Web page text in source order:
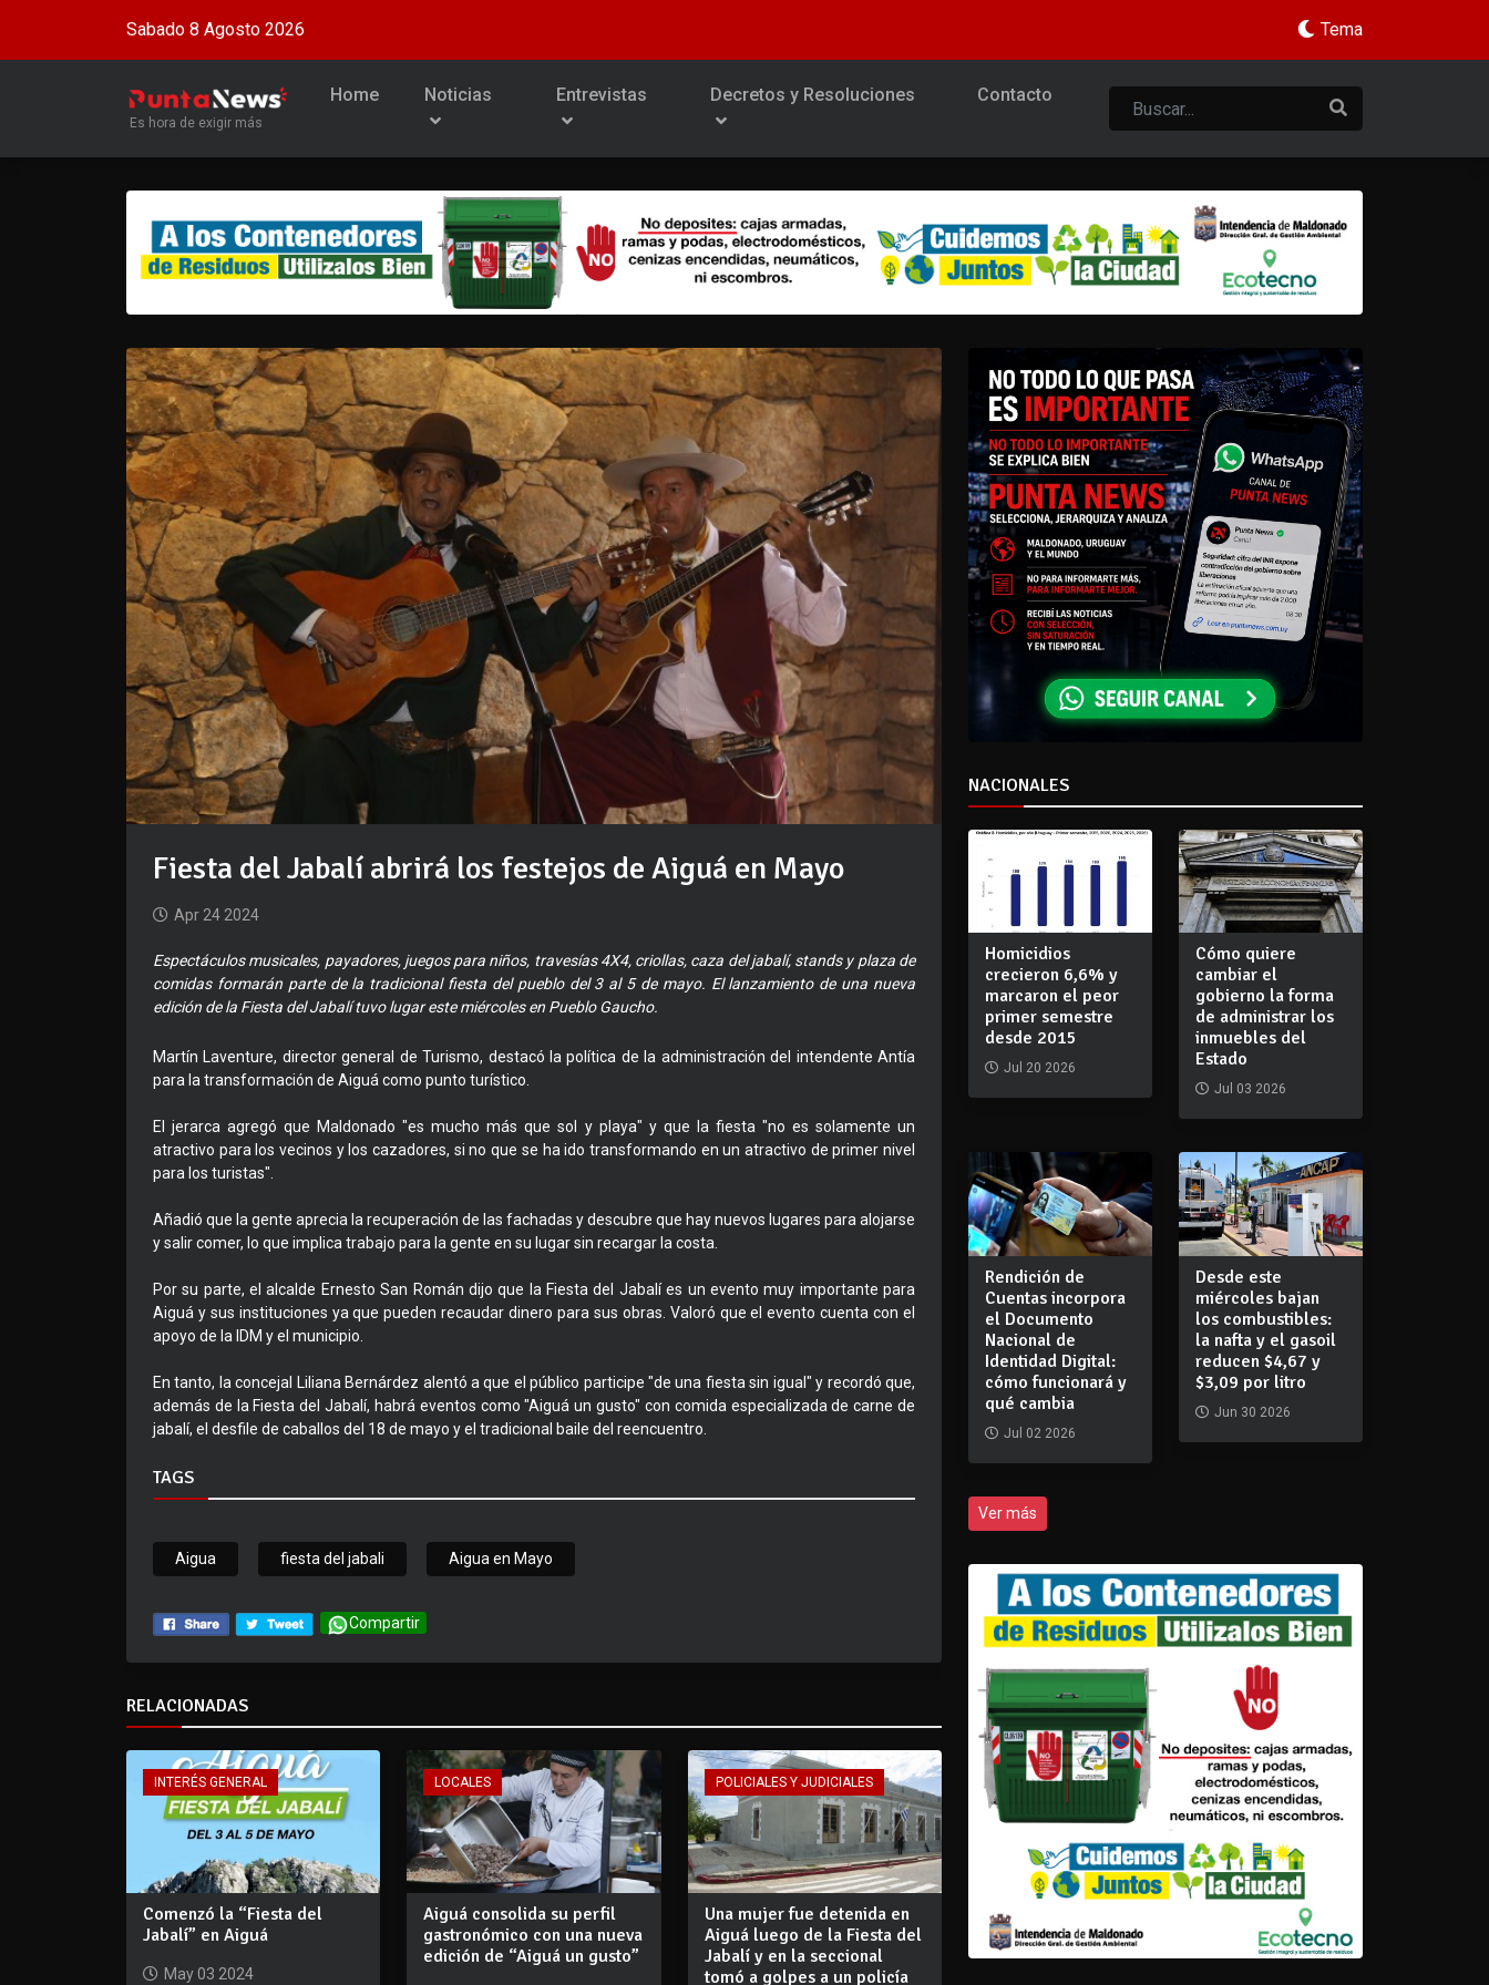
Sabado 8 Agosto 2026 Tema
Es hora de exigir más
Home Noticias Entrevistas Decretos y Resoluciones Contacto
Fiesta del Jabalí abrirá los festejos de Aiguá en Mayo
Apr 24 2024
Espectáculos musicales, payadores, juegos para niños, travesías 4X4, criollas, caza del jabalí, stands y plaza de
comidas formarán parte de la tradicional fiesta del pueblo del 3 al 5 de mayo. El lanzamiento de una nueva
edición de la Fiesta del Jabalí tuvo lugar este miércoles en Pueblo Gaucho.
Martín Laventure, director general de Turismo, destacó la política de la administración del intendente Antía
para la transformación de Aiguá como punto turístico.
El jerarca agregó que Maldonado "es mucho más que sol y playa" y que la fiesta "no es solamente un
atractivo para los vecinos y los cazadores, si no que se ha ido transformando en un atractivo de primer nivel
para los turistas".
Añadió que la gente aprecia la recuperación de las fachadas y descubre que hay nuevos lugares para alojarse
y salir comer, lo que implica trabajo para la gente en su lugar sin recargar la costa.
Por su parte, el alcalde Ernesto San Román dijo que la Fiesta del Jabalí es un evento muy importante para
Aiguá y sus instituciones ya que pueden recaudar dinero para sus obras. Valoró que el evento cuenta con el
apoyo de la IDM y el municipio.
En tanto, la concejal Liliana Bernárdez alentó a que el público participe "de una fiesta sin igual" y recordó que,
además de la Fiesta del Jabalí, habrá eventos como "Aiguá un gusto" con comida especializada de carne de
jabalí, el desfile de caballos del 18 de mayo y el tradicional baile del reencuentro.
TAGS
Aigua fiesta del jabali Aigua en Mayo
Compartir
RELACIONADAS
INTERÉS GENERAL
Comenzó la “Fiesta del
Jabalí” en Aiguá
May 03 2024
LOCALES
Aiguá consolida su perfil
gastronómico con una nueva
edición de “Aiguá un gusto”
POLICIALES Y JUDICIALES
Una mujer fue detenida en
Aiguá luego de la Fiesta del
Jabalí y en la seccional
tomó a golpes a un policía
NACIONALES
Homicidios
crecieron 6,6% y
marcaron el peor
primer semestre
desde 2015
Jul 20 2026
Cómo quiere
cambiar el
gobierno la forma
de administrar los
inmuebles del
Estado
Jul 03 2026
Rendición de
Cuentas incorpora
el Documento
Nacional de
Identidad Digital:
cómo funcionará y
qué cambia
Jul 02 2026
Desde este
miércoles bajan
los combustibles:
la nafta y el gasoil
reducen $4,67 y
$3,09 por litro
Jun 30 2026
Ver más